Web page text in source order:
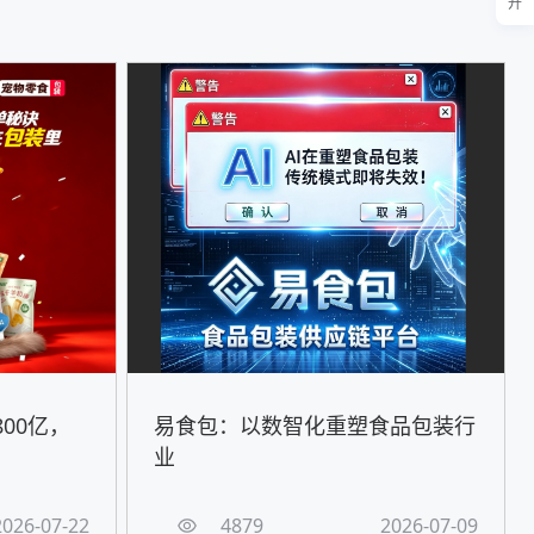
亿，
07-22
易食包：以数智化重塑食品包装行
业
4879 2026-07-09